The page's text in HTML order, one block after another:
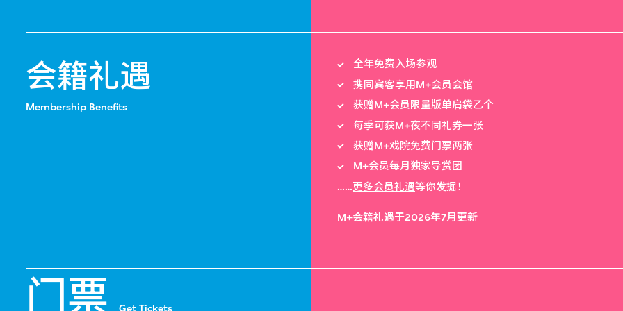
会籍礼遇
Membership Benefits
全年免费入场参观
携同宾客享用M+会员会馆
获赠M+会员限量版单肩袋乙个
每季可获M+夜不同礼券一张
获赠M+戏院免费门票两张
M+会员每月独家导赏团
……更多会员礼遇等你发掘！
M+会籍礼遇于2026年7月更新
门票 Get Tickets